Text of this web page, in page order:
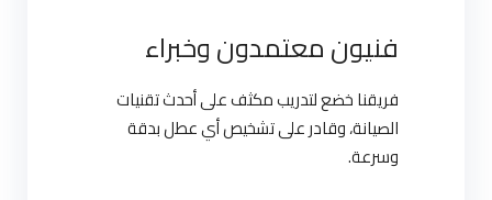
فنيون معتمدون وخبراء
فريقنا خضع لتدريب مكثف على أحدث تقنيات
الصيانة، وقادر على تشخيص أي عطل بدقة
وسرعة.